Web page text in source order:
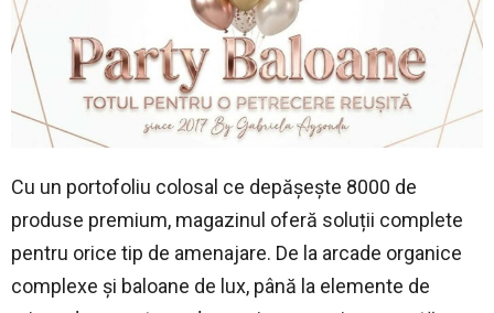
Cu un portofoliu colosal ce depășește 8000 de
produse premium, magazinul oferă soluții complete
pentru orice tip de amenajare. De la arcade organice
complexe și baloane de lux, până la elemente de